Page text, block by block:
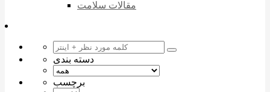
مقالات سلامت
دسته بندی
برچسب